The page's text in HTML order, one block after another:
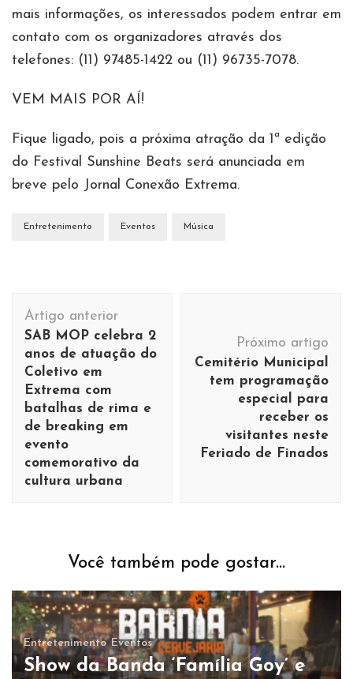
mais informações, os interessados podem entrar em
contato com os organizadores através dos
telefones: (11) 97485-1422 ou (11) 96735-7078.
VEM MAIS POR AÍ!
Fique ligado, pois a próxima atração da 1ª edição
do Festival Sunshine Beats será anunciada em
breve pelo Jornal Conexão Extrema.
Entretenimento Eventos Música
Navegação
de
post
Artigo anterior
SAB MOP celebra 2
anos de atuação do
Coletivo em
Extrema com
batalhas de rima e
de breaking em
evento
comemorativo da
cultura urbana
Próximo artigo
Cemitério Municipal
tem programação
especial para
receber os
visitantes neste
Feriado de Finados
Você também pode gostar...
Entretenimento Eventos
Show da Banda ‘Família Goy’ e